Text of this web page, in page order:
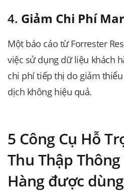
4. Giảm Chi Phí
Một báo cáo từ Forrester
việc sử dụng dữ liệu khách
chi phí tiếp thị do giảm
dịch không hiệu quả.
5 Công Cụ Hỗ
Thu Thập
Hàng được